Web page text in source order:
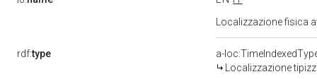
Localizzazione fisica
rdf:type
a-
Localizzazione